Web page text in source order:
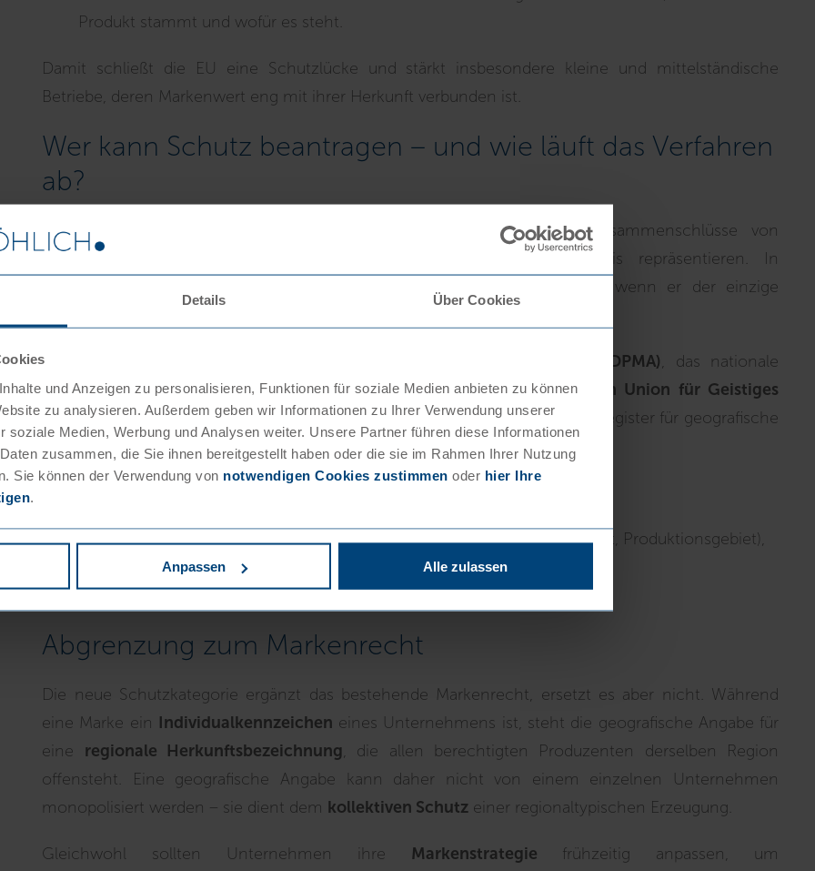
Details Über Cookies
und Anzeigen zu personalisieren, Funktionen für soziale Medien anbieten zu können
zu analysieren. Außerdem geben wir Informationen zu Ihrer Verwendung unserer
soziale Medien, Werbung und Analysen weiter. Unsere Partner führen diese Informationen
zusammen, die Sie ihnen bereitgestellt haben oder die sie im Rahmen Ihrer Nutzung
Sie können der Verwendung von notwendigen Cookies zustimmen oder hier Ihre
.
Anpassen Alle zulassen
Produkt stammt und wofür es steht.
Damit schließt die EU eine Schutzlücke und stärkt insbesondere kleine und mittelständische
Betriebe, deren Markenwert eng mit ihrer Herkunft verbunden ist.
Wer kann Schutz beantragen – und wie läuft das Verfahren
ab?
Antragsberechtigt sind in der Regel Erzeugervereinigungen, also Zusammenschlüsse von
Herstellern oder Verbänden, die ein bestimmtes regionales Erzeugnis repräsentieren. In
Ausnahmefällen kann auch ein einzelner Hersteller den Antrag stellen, wenn er der einzige
Die Anmeldung erfolgt über das Deutsche Patent- und Markenamt (DPMA) , das nationale
Anlaufstelle und Vermittlungsstelle gegenüber demAmt der Europäischen Union für Geistiges
Eigentum (EUIPO)ist. Dort werden die Anträge zentral geprüft und im EU-Register für geografische
Angaben eingetragen.
ein detailliertesProduktspezifikationsdokument(Beschreibung, Qualität, Produktionsgebiet),
ein Nachweis derVerbindung zwischen Produkt und Region
und Angaben zurKontrolle und Überwachungder Produktion.
Abgrenzung zum Markenrecht
Die neue Schutzkategorie ergänzt das bestehende Markenrecht, ersetzt es aber nicht. Während
eine Marke ein Individualkennzeichen eines Unternehmens ist, steht die geografische Angabe für
eine regionale Herkunftsbezeichnung , die allen berechtigten Produzenten derselben Region
offensteht. Eine geografische Angabe kann daher nicht von einem einzelnen Unternehmen
monopolisiert werden – sie dient dem kollektiven Schutz einer regionaltypischen Erzeugung.
Gleichwohl sollten Unternehmen ihre Markenstrategie frühzeitig anpassen, um